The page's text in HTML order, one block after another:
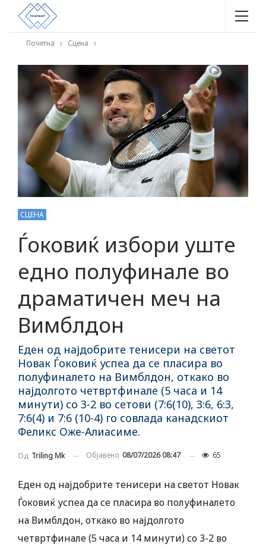
Почетна Сцена
СЦЕНА
Ѓоковиќ избори уште
едно полуфинале во
драматичен меч на
Вимблдон
Еден од најдобрите тенисери на светот
Новак Ѓоковиќ успеа да се пласира во
полуфиналето на Вимблдон, откако во
најдолгото четвртфинале (5 часа и 14
минути) со 3-2 во сетови (7:6(10), 3:6, 6:3,
7:6(4) и 7:6 (10-4) го совлада канадскиот
Феликс Оже-Алиасиме.
Од Triling Mk Објавено 08/07/2026 08:47 65
Еден од најдобрите тенисери на светот Новак
Ѓоковиќ успеа да се пласира во полуфиналето
на Вимблдон, откако во најдолгото
четвртфинале (5 часа и 14 минути) со 3-2 во